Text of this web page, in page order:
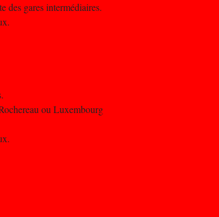
des gares intermédiaires.
ou Luxembourg